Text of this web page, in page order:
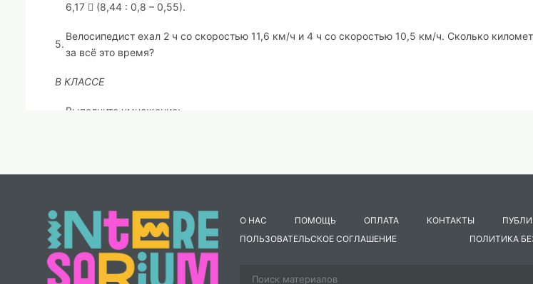
6,17  (8,44 : 0,8 – 0,55).
5.
Велосипедист ехал 2 ч со скоростью 11,6 км/ч и 4 ч со скоростью 10,5 км/ч. Сколько
за всё это время?
В КЛАССЕ
Выполните умножение:
г) 0,11  0,49.
Выполните деление:
а) 3,72 : 6;
О НАС ПОМОЩЬ ОПЛАТА КОНТАКТЫ
ПОЛЬЗОВАТЕЛЬСКОЕ СОГЛАШЕНИЕ
ПОЛИТИКА